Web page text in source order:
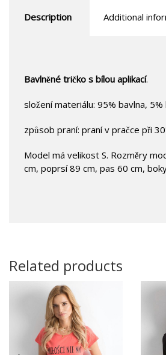
Description Additional
Bavlněné tričko s bílou aplikací.
složení materiálu: 95% bavlna, 5%
způsob praní: praní v pračce při
Model má velikost S. Rozměry
cm, poprsí 89 cm, pas 60 cm,
Related products